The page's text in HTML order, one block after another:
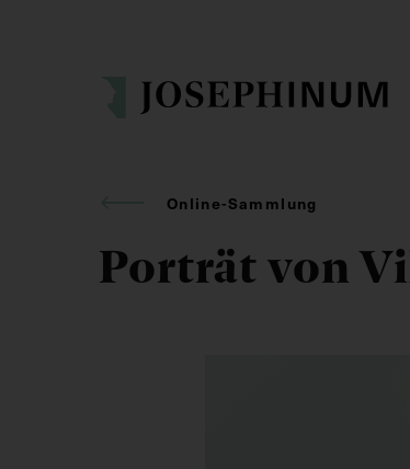
Online-Sammlung
Porträt von